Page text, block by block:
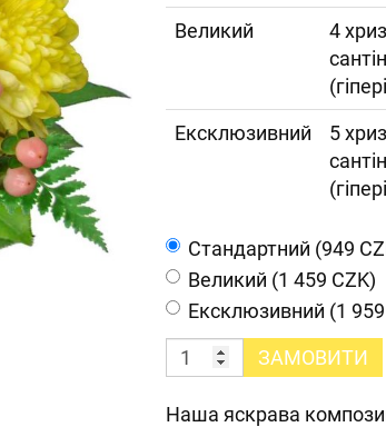
Великий
4
Ексклюзивний
5
Cтандартний (949
Великий (1 459 CZK)
Ексклюзивний (1
ЗАМОВИТИ
Наша яскрава